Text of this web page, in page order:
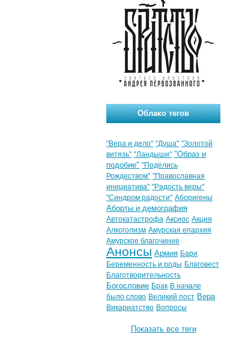
Облако тегов
"Вера и дело" "Душа" "Золотой
витязь" "Ландыши" "Образ и
подобие" "Поделись
Рождеством" "Православная
инициатива" "Радость веры"
"Синдром радости" Аборигены
Аборты и демография
Автокатастрофа Аксиос Акция
Алкоголизм Амурская епархия
Амурское благочиние
Анонсы Армия Бари
Беременность и роды Благовест
Благотворительность
Богословие Брак В начале
было слово Великий пост Вера
Викариатство Вопросы
Показать все теги